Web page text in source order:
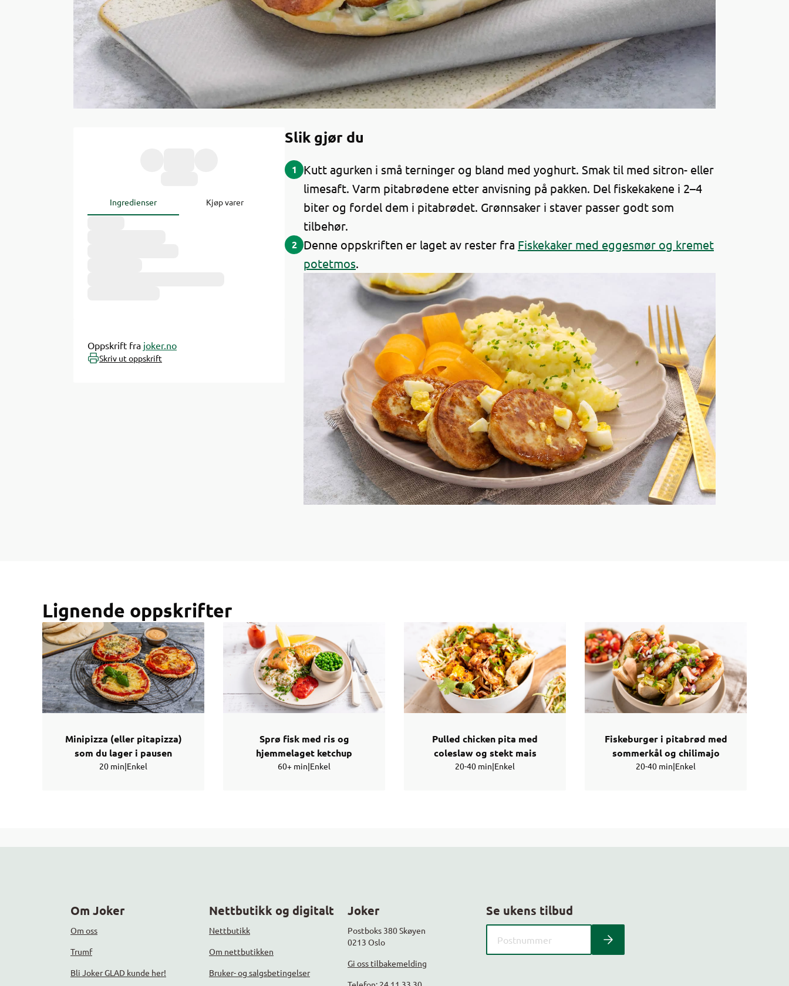
Ingredienser Kjøp varer
Oppskrift fra joker.no
Skriv ut oppskrift
Slik gjør du
1
Kutt agurken i små terninger og bland med yoghurt. Smak til med sitron- eller
limesaft. Varm pitabrødene etter anvisning på pakken. Del fiskekakene i 2–4
biter og fordel dem i pitabrødet. Grønnsaker i staver passer godt som
tilbehør.
2 Denne oppskriften er laget av rester fra Fiskekaker med eggesmør og kremet
potetmos.
Lignende oppskrifter
Minipizza (eller pitapizza)
som du lager i pausen
20 min|Enkel
Sprø fisk med ris og
hjemmelaget ketchup
60+ min|Enkel
Pulled chicken pita med
coleslaw og stekt mais
20-40 min|Enkel
Fiskeburger i pitabrød med
sommerkål og chilimajo
20-40 min|Enkel
Om Joker
Om oss
Trumf
Bli Joker GLAD kunde her!
Nettbutikk og digitalt
Nettbutikk
Om nettbutikken
Bruker- og salgsbetingelser
Joker
Postboks 380 Skøyen
0213 Oslo
Gi oss tilbakemelding
Se ukens tilbud